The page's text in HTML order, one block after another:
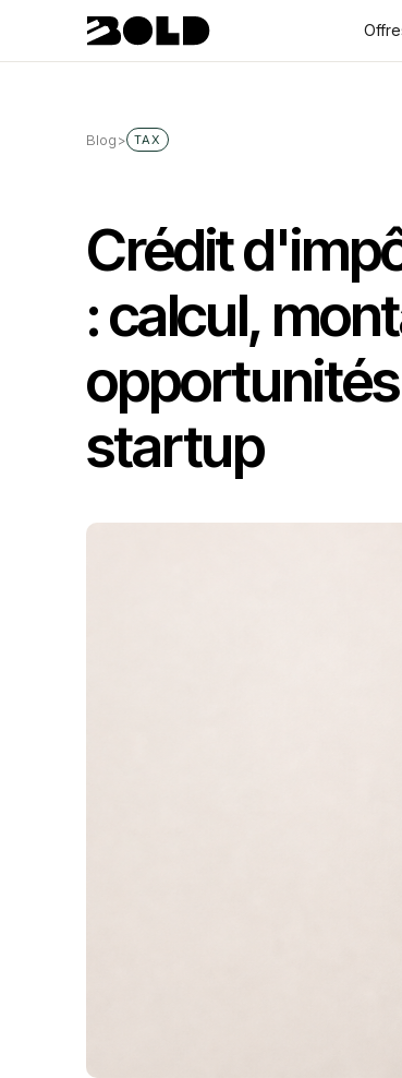
Blog> TAX
Crédit
: calcul,
startup